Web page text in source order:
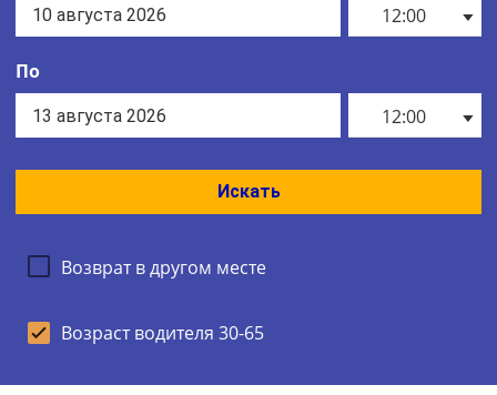
12:00
По
12:00
Искать
Возврат в другом месте
Возраст водителя 30-65